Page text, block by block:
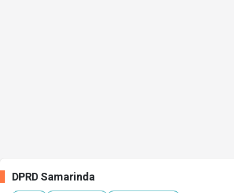
DPRD Samarinda